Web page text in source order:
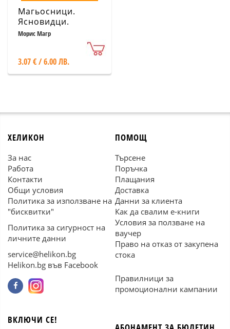
Магьосници.
Ясновидци.
Просветлени
Морис Магр
3.07 € / 6.00 ЛВ.
ХЕЛИКОН
За нас
Работа
Контакти
Общи условия
Политика за използване на
"бисквитки"
Политика за сигурност на
личните данни
service@helikon.bg
Helikon.bg във Facebook
ПОМОЩ
Търсене
Поръчка
Плащания
Доставка
Данни за клиента
Как да свалим е-книги
Условия за ползване на
ваучер
Право на отказ от закупена
стока
Правилници за
промоционални кампании
ВКЛЮЧИ СЕ!